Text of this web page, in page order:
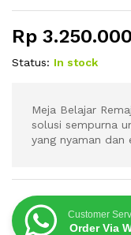
Rp 3.250.000
Status: In stock
Meja Belajar
solusi sempurna
yang nyaman dan
Customer
Order Via